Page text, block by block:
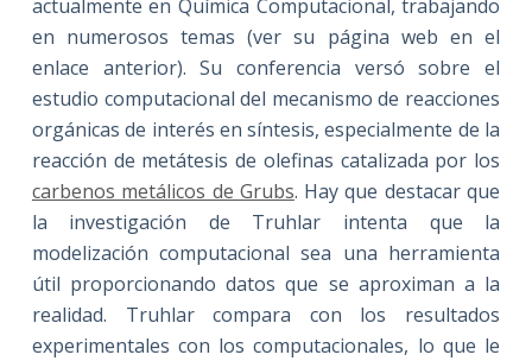
actualmente en Química Computacional, trabajando
en numerosos temas (ver su página web en el
enlace anterior). Su conferencia versó sobre el
estudio computacional del mecanismo de reacciones
orgánicas de interés en síntesis, especialmente de la
reacción de metátesis de olefinas catalizada por los
carbenos metálicos de Grubs. Hay que destacar que
la investigación de Truhlar intenta que la
modelización computacional sea una herramienta
útil proporcionando datos que se aproximan a la
realidad. Truhlar compara con los resultados
experimentales con los computacionales, lo que le